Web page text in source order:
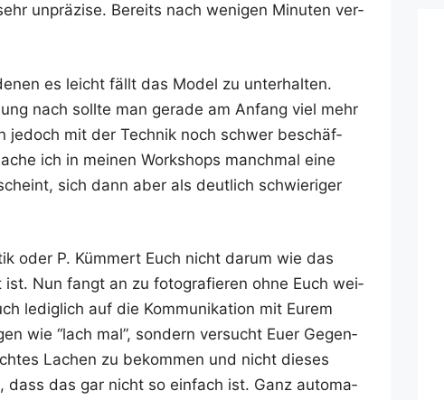
unprä­zi­se. Bereits nach weni­gen Minu­ten ver­
es leicht fällt das Model zu unter­hal­ten.
nach soll­te man gera­de am Anfang viel mehr
jedoch mit der Tech­nik noch schwer beschäf­
ich in mei­nen Work­shops manch­mal eine
sich dann aber als deut­lich schwie­ri­ger
oder P. Küm­mert Euch nicht dar­um wie das
Nun fangt an zu foto­gra­fie­ren ohne Euch wei­
ledig­lich auf die Kom­mu­ni­ka­ti­on mit Eurem
wie “lach mal”, son­dern ver­sucht Euer Gegen­
Lachen zu bekom­men und nicht die­ses
das gar nicht so ein­fach ist. Ganz auto­ma­